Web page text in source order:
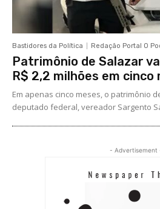
Bastidores da Política Redação Portal O
Patrimônio de Salazar
R$ 2,2 milhões em cinco
Em apenas cinco meses, o patrimônio
deputado federal, vereador Sargento
- Advertisement